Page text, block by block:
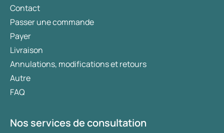
Contact
Passer une commande
Payer
Livraison
Annulations, modifications et retours
Autre
FAQ
Nos services de consultation